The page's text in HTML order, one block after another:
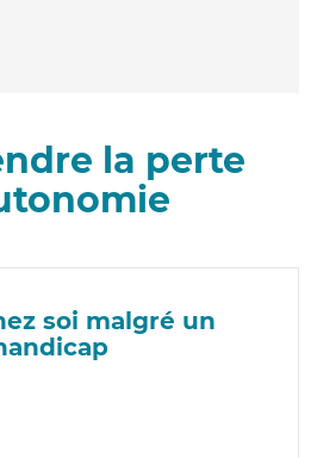
la perte
soi malgré un